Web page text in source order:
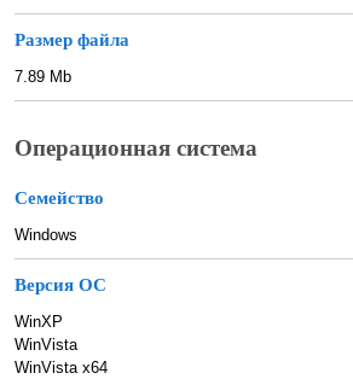
Размер файла
7.89 Mb
Операционная система
Семейство
Windows
Версия ОС
WinXP
WinVista
WinVista x64